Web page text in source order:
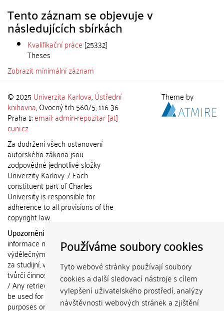
Používáme soubory cookies
Tyto webové stránky používají soubory
cookies a další sledovací nástroje s cílem
vylepšení uživatelského prostředí, analýzy
návštěvnosti webových stránek a zjištění
Tento záznam se objevuje v
následujících sbírkách
Kvalifikační práce [25332]
Theses
Zobrazit minimální záznam
© 2025 Univerzita Karlova,Ústřední
knihovna, Ovocný trh 560/5, 116 36
Praha 1;email: admin-repozitar [at]
cuni.cz
Za dodržení všech ustanovení
autorského zákona jsou
zodpovědné jednotlivé složky
Univerzity Karlovy. / Each
constituent part of Charles
University is responsible for
adherence to all provisions of the
copyright law.
Upozornění / Notice:
informace nemohou být použity k
výdělečným účelům nebo vydávány
za studijní, vědeckou nebo jinou
tvůrčí činnost jiné osoby než autora.
/ Any retrieved information shall not
be used for any commercial
purposes or claimed as results of
Theme by